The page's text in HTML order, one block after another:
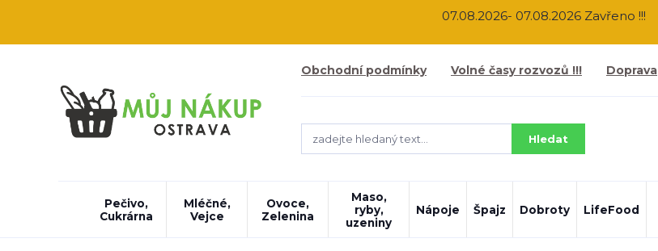
07.08.2026- 07.08.2026 Zavřeno !!!
Obchodní podmínky Volné časy rozvozů !!! Doprava
Hledat
Pečivo,
Cukrárna
Mléčné,
Vejce
Ovoce,
Zelenina
Maso,
ryby,
uzeniny
Nápoje Špajz Dobroty LifeFood